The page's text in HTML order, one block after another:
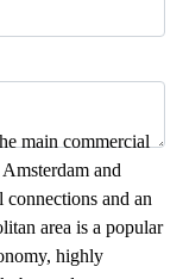
main commercial
and
and an
area is a popular
highly